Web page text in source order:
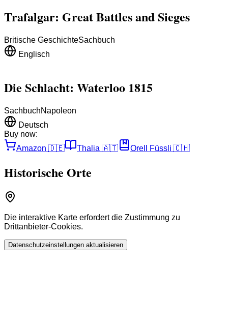
Trafalgar: Great Battles and Sieges
Britische GeschichteSachbuch
Englisch
Die Schlacht: Waterloo 1815
SachbuchNapoleon
Deutsch
Buy now:
Amazon 🇩🇪 Thalia 🇦🇹 Orell Füssli 🇨🇭
Historische Orte
Die interaktive Karte erfordert die Zustimmung zu
Drittanbieter-Cookies.
Datenschutzeinstellungen aktualisieren